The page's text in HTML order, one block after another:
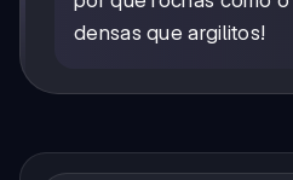
densas que argilitos!